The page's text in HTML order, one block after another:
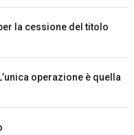
la cessione del titolo
operazione è quella